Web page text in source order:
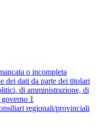
o incompleta
dei dati da parte dei titolari
di amministrazione, di
1
regionali/provinciali